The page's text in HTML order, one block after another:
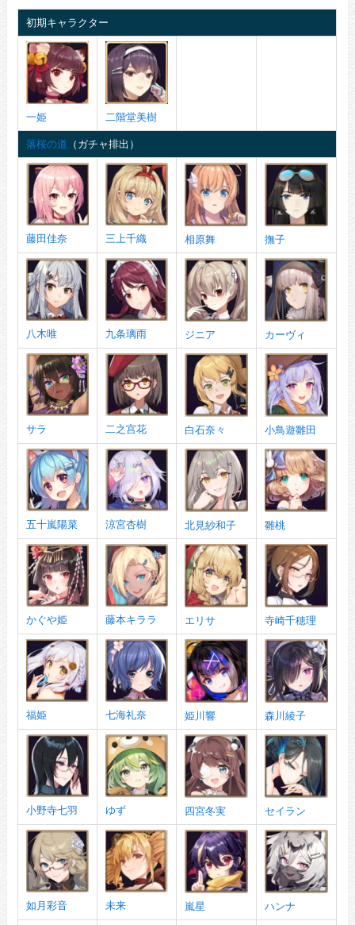
初期キャラクター
一姫 二階堂美樹
落桜の道 （ガチャ排出）
藤田佳奈 三上千織 相原舞 撫子
八木唯 九条璃雨 ジニア カーヴィ
サラ 二之宫花 白石奈々 小鳥遊雛田
五十嵐陽菜 涼宮杏樹 北見紗和子 雛桃
かぐや姫 藤本キララ エリサ 寺崎千穂理
福姫 七海礼奈 姫川響 森川綾子
小野寺七羽 ゆず 四宮冬実 セイラン
如月彩音 未来 嵐星 ハンナ